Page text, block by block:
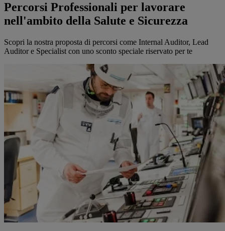
Percorsi Professionali per lavorare
nell'ambito della Salute e Sicurezza
Scopri la nostra proposta di percorsi come Internal Auditor, Lead
Auditor e Specialist con uno sconto speciale riservato per te